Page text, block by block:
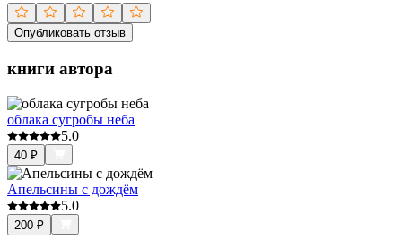
Опубликовать отзыв
книги автора
облака сугробы неба
5.0
40 ₽
Апельсины с дождём
5.0
200 ₽